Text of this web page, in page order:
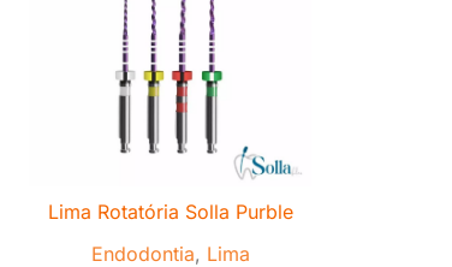
Lima Rotatória Solla Purble
Endodontia, Lima